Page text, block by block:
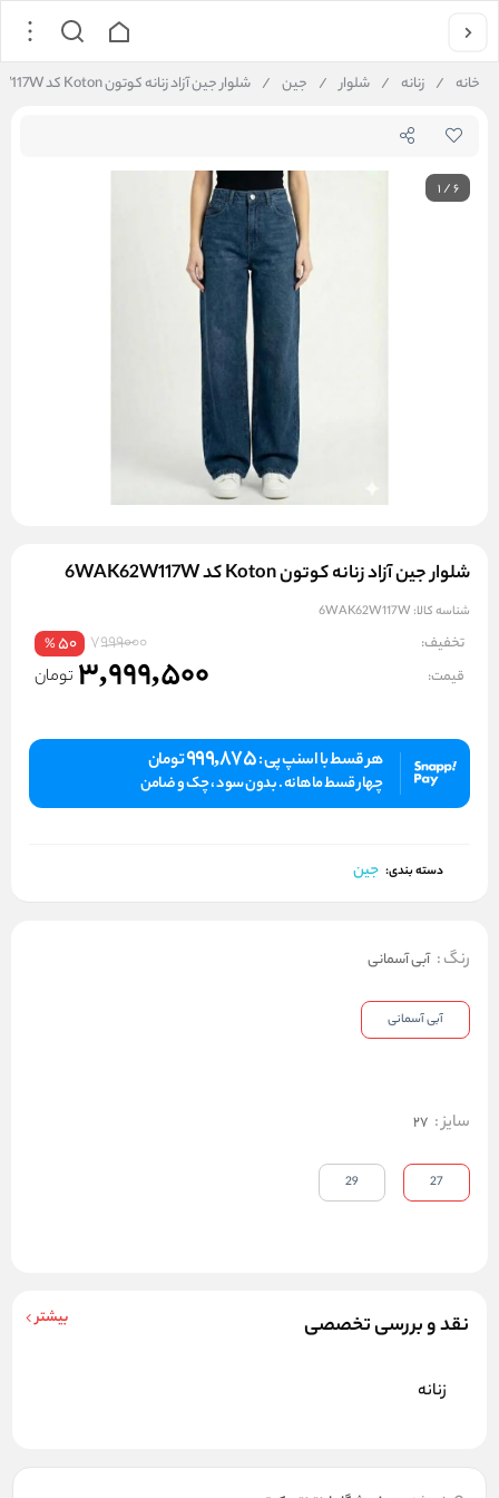
خانه / زنانه / شلوار / جین / شلوار جین آزاد زنانه کوتون Koton کد 6WAK62W117W
1/6
شلوار جین آزاد زنانه کوتون Koton کد 6WAK62W117W
شناسه کالا: 6WAK62W117W
تخفیف: 7999000
50
%
قیمت: 3,999,500 تومان
هر قسط با اسنپ پی :999,875تومان
چهار قسط ماهانه . بدون سود ، چک و ضامن
دسته بندی: جین
نقد و بررسی تخصصی بیشتر
زنانه
رنگ: آبی آسمانی
آبی آسمانی
سایز:
27
27
29